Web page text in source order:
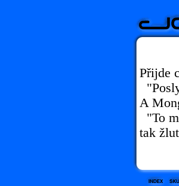
Přijde
A
"To
tak